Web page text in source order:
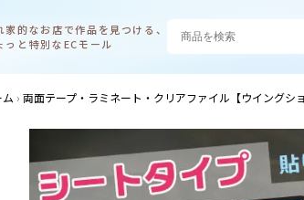
家的なお店で作品を見つける、
っと特別なECモール
両面テープ・ラミネート・クリアファイル【ウイングショ